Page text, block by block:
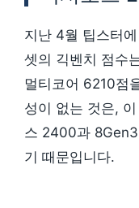
지난 4월 팁스터
셋의 긱벤치 점수
멀티코어 6210점
성이 없는 것은,
스 2400과
기 때문입니다.